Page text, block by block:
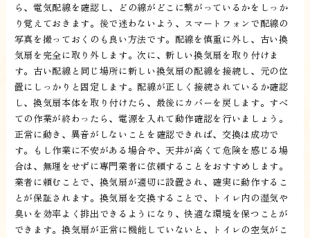
ら、電気配線を確認し、どの線がどこに繋がっているかをしっか
り覚えておきます。後で迷わないよう、スマートフォンで配線の
写真を撮っておくのも良い方法です。配線を慎重に外し、古い換
気扇を完全に取り外します。次に、新しい換気扇を取り付けま
す。古い配線と同じ場所に新しい換気扇の配線を接続し、元の位
置にしっかりと固定します。配線が正しく接続されているか確認
し、換気扇本体を取り付けたら、最後にカバーを戻します。すべ
ての作業が終わったら、電源を入れて動作確認を行いましょう。
正常に動き、異音がしないことを確認できれば、交換は成功で
す。もし作業に不安がある場合や、天井が高くて危険を感じる場
合は、無理をせずに専門業者に依頼することをおすすめします。
業者に頼むことで、換気扇が適切に設置され、確実に動作するこ
とが保証されます。換気扇を交換することで、トイレ内の湿気や
臭いを効率よく排出できるようになり、快適な環境を保つことが
できます。換気扇が正常に機能していないと、トイレの空気がこ